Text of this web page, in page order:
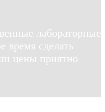
лабораторные
время сделать
цены приятно